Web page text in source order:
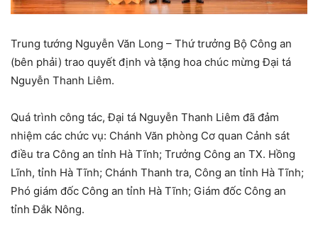
Trung tướng Nguyễn Văn Long – Thứ trưởng Bộ Công an
(bên phải) trao quyết định và tặng hoa chúc mừng Đại tá
Nguyễn Thanh Liêm.
Quá trình công tác, Đại tá Nguyễn Thanh Liêm đã đảm
nhiệm các chức vụ: Chánh Văn phòng Cơ quan Cảnh sát
điều tra Công an tỉnh Hà Tĩnh; Trưởng Công an TX. Hồng
Lĩnh, tỉnh Hà Tĩnh; Chánh Thanh tra, Công an tỉnh Hà Tĩnh;
Phó giám đốc Công an tỉnh Hà Tĩnh; Giám đốc Công an
tỉnh Đắk Nông.